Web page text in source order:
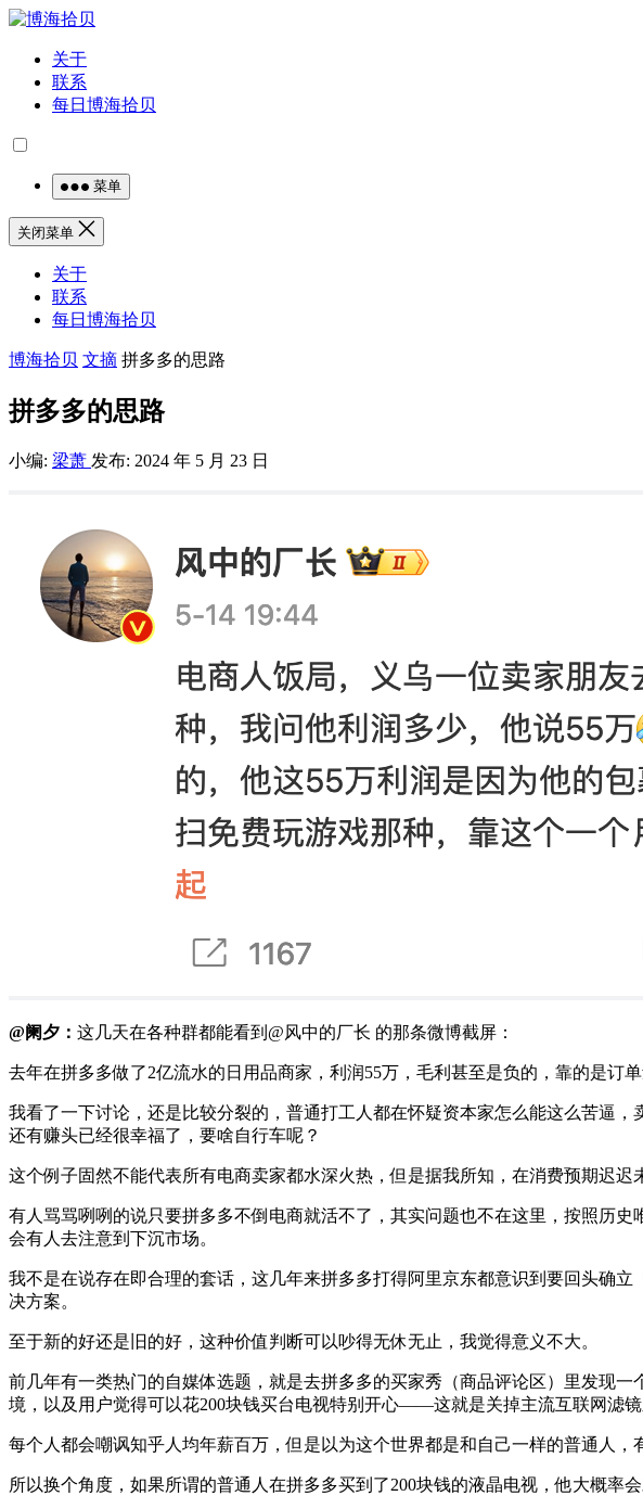
关于
联系
每日博海拾贝
菜单
关闭菜单
关于
联系
每日博海拾贝
博海拾贝 文摘 拼多多的思路
拼多多的思路
小编: 梁萧 发布: 2024 年 5 月 23 日
@阑夕： 这几天在各种群都能看到@风中的厂长 的那条微博截屏：
去年在拼多多做了2亿流水的日用品商家，利润55万，毛利甚至是负的，靠的是订
我看了一下讨论，还是比较分裂的，普通打工人都在怀疑资本家怎么能这么苦逼
还有赚头已经很幸福了，要啥自行车呢？
这个例子固然不能代表所有电商卖家都水深火热，但是据我所知，在消费预期迟
有人骂骂咧咧的说只要拼多多不倒电商就活不了，其实问题也不在这里，按照历
会有人去注意到下沉市场。
我不是在说存在即合理的套话，这几年来拼多多打得阿里京东都意识到要回头确
决方案。
至于新的好还是旧的好，这种价值判断可以吵得无休无止，我觉得意义不大。
前几年有一类热门的自媒体选题，就是去拼多多的买家秀（商品评论区）里发现
境，以及用户觉得可以花200块钱买台电视特别开心——这就是关掉主流互联网滤镜
每个人都会嘲讽知乎人均年薪百万，但是以为这个世界都是和自己一样的普通人
所以换个角度，如果所谓的普通人在拼多多买到了200块钱的液晶电视，他大概